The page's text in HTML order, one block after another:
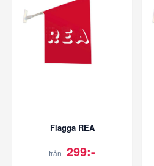
Flagga REA
från 299:-